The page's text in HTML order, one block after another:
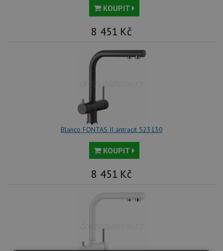
KOUPIT
8 451 Kč
Blanco FONTAS II antracit 523130
KOUPIT
8 451 Kč